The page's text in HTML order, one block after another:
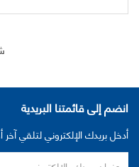
انضم إلى قائمتنا البريدية
أدخل بريدك الإلكتروني لتلقي